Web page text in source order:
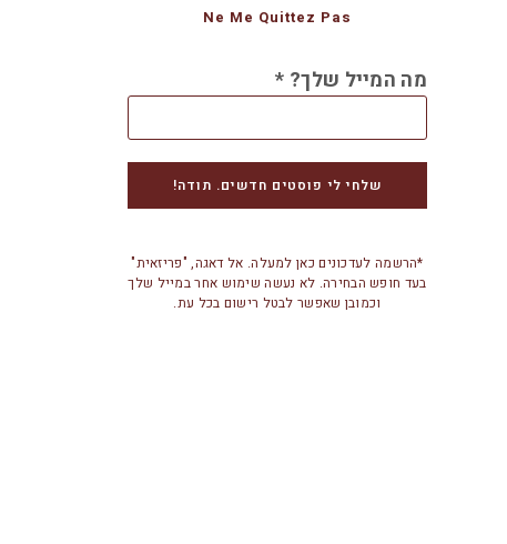
Ne Me Quittez Pas
מה המייל שלך? *
*הרשמה לעדכונים כאן למעלה. אל דאגה, "פריזאית"
בעד חופש הבחירה. לא נעשה שימוש אחר במייל שלך
וכמובן שאפשר לבטל רישום בכל עת.